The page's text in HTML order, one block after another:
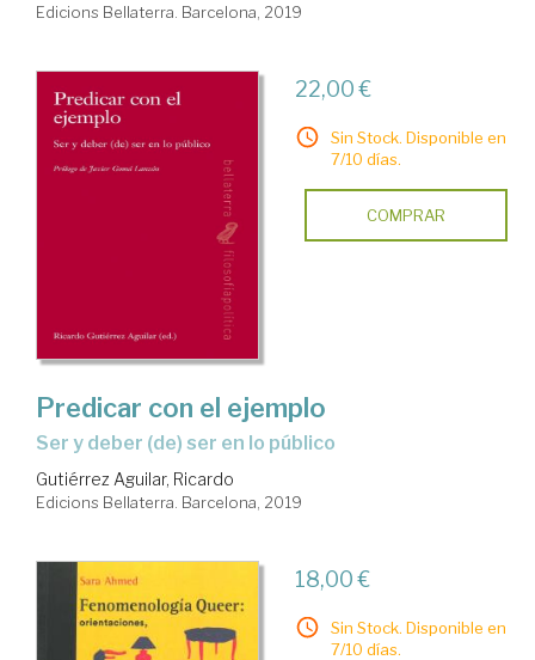
Edicions Bellaterra. Barcelona, 2019
22,00 €
Sin Stock. Disponible en
7/10 días.
COMPRAR
Predicar con el ejemplo
ser y deber (de) ser en lo público
Gutiérrez Aguilar, Ricardo
Edicions Bellaterra. Barcelona, 2019
18,00 €
Sin Stock. Disponible en
7/10 días.